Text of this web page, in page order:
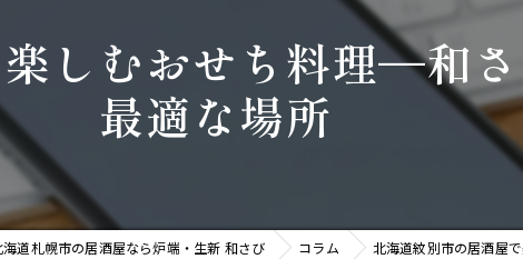
半個室
海鮮
しむおせち料理—和
最適な場所
海道札幌市の居酒屋なら炉端・生新 和さび コラム 北海道紋別市の居酒屋